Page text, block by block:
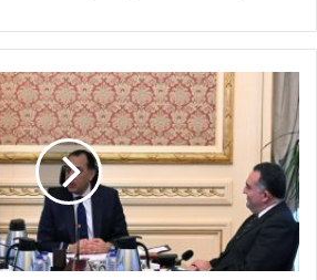
رئيس
الوزراء
يجتمع
برئيسي
الهيئة
والبورصة
ويوجه
بالإسراع
فى